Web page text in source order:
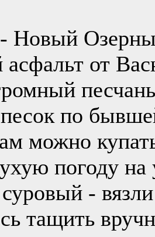
Новый
от
по
можно
погоду
-
тащить